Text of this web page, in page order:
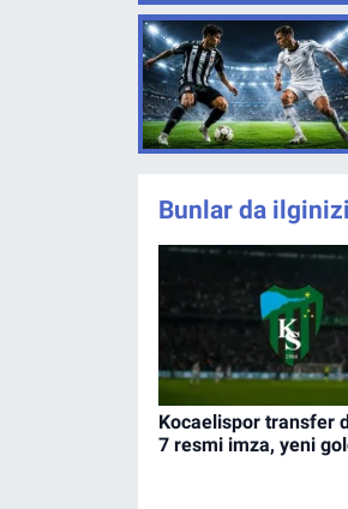
Bunlar da
Kocaelispor transfer
7 resmi imza, yeni